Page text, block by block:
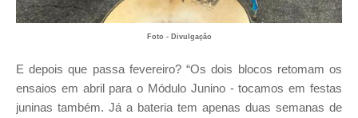
Foto - Divulgação
E depois que passa fevereiro? “Os dois blocos retomam os
ensaios em abril para o Módulo Junino - tocamos em festas
juninas também. Já a bateria tem apenas duas semanas de